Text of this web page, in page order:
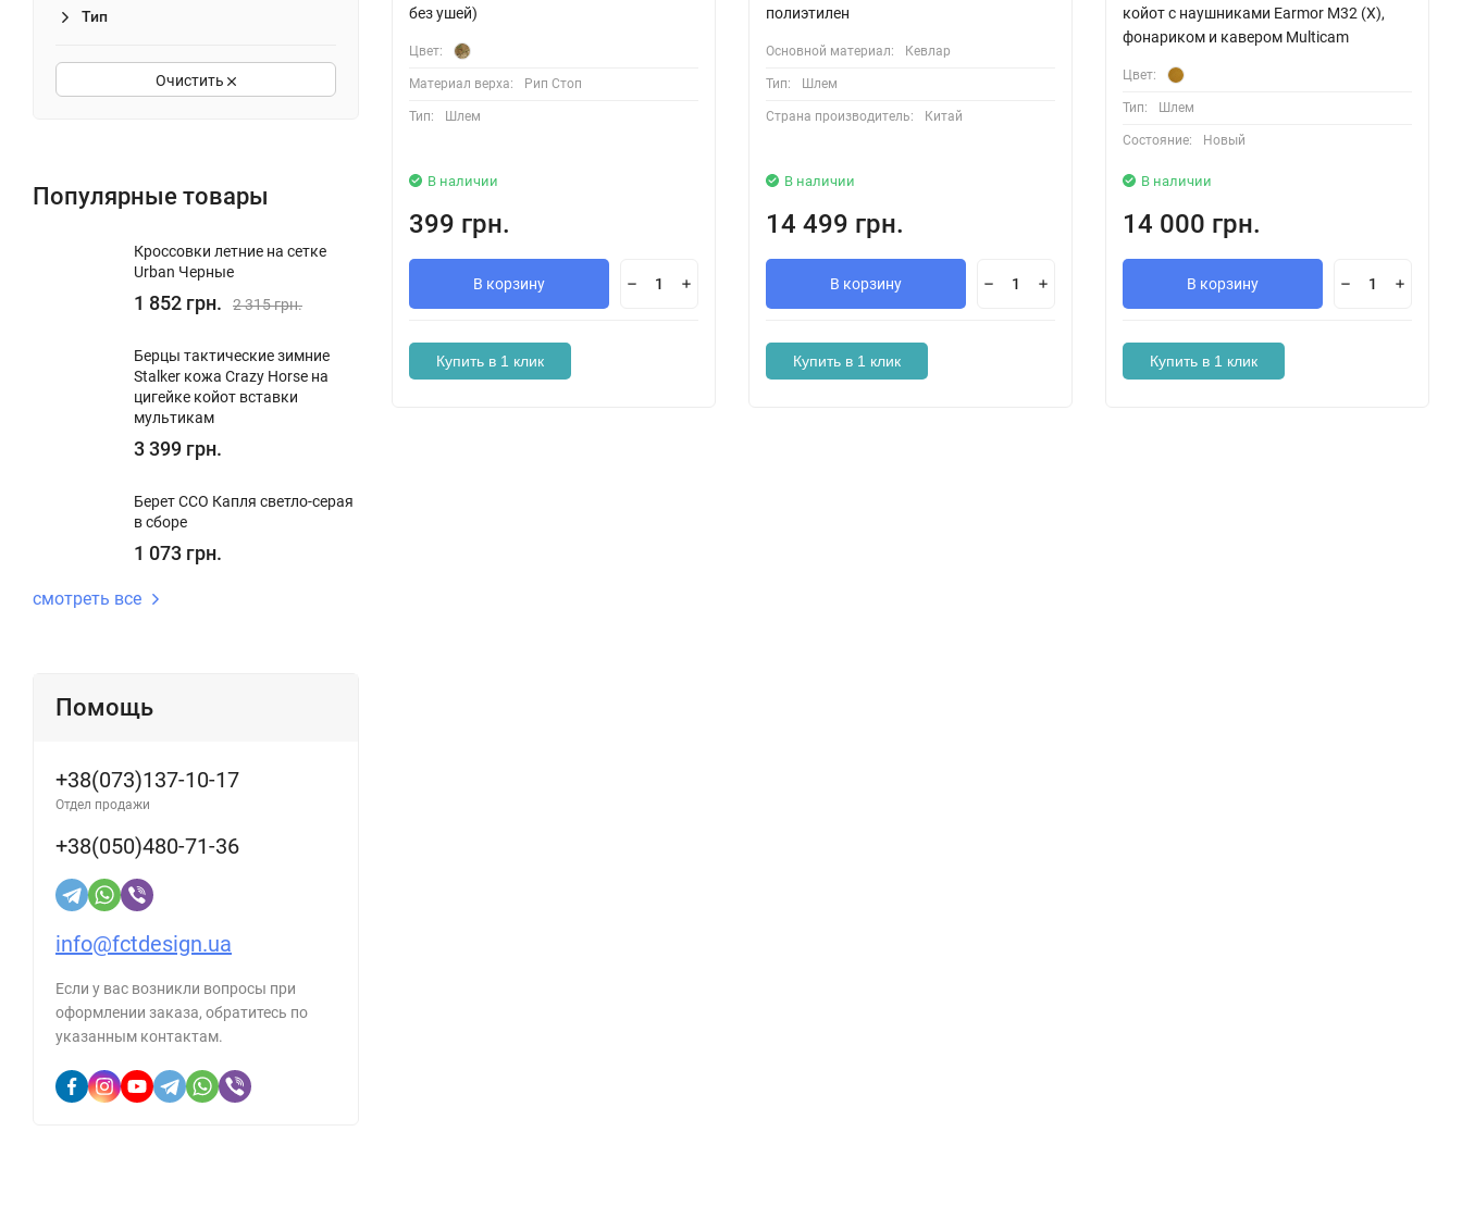
Тип
Очистить
Популярные товары
Кроссовки летние на сетке
Urban Черные
1 852 грн. 2 315 грн.
Берцы тактические зимние
Stalker кожа Crazy Horse на
цигейке койот вставки
мультикам
3 399 грн.
Берет ССО Капля светло-серая
в сборе
1 073 грн.
смотреть все
Помощь
+38(073)137-10-17
Отдел продажи
+38(050)480-71-36
info@fctdesign.ua
Если у вас возникли вопросы при
оформлении заказа, обратитесь по
указанным контактам.
без ушей)
Цвет:
Материал верха: Рип Стоп
Тип: Шлем
В наличии
399 грн.
В корзину
Купить в 1 клик
полиэтилен
Основной материал: Кевлар
Тип: Шлем
Страна производитель: Китай
В наличии
14 499 грн.
В корзину
Купить в 1 клик
койот с наушниками Earmor M32 (X),
фонариком и кавером Multicam
Цвет:
Тип: Шлем
Состояние: Новый
В наличии
14 000 грн.
В корзину
Купить в 1 клик